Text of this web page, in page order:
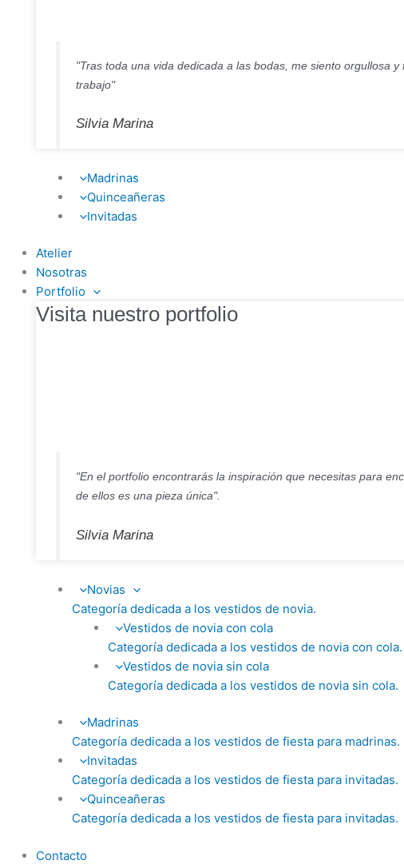
"Tras toda una vida dedicada a las bodas, me siento orgullosa
trabajo"
Silvia Marina
Madrinas
Quinceañeras
Invitadas
Atelier
Nosotras
Portfolio
Visita nuestro portfolio
"En el portfolio encontrarás la inspiración que necesitas para
de ellos es una pieza única".
Silvia Marina
Novias
Categoría dedicada a los vestidos de novia.
Vestidos de novia con cola
Categoría dedicada a los vestidos de novia con cola.
Vestidos de novia sin cola
Categoría dedicada a los vestidos de novia sin cola.
Madrinas
Categoría dedicada a los vestidos de fiesta para madrinas.
Invitadas
Categoría dedicada a los vestidos de fiesta para invitadas.
Quinceañeras
Categoría dedicada a los vestidos de fiesta para invitadas.
Contacto